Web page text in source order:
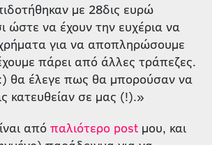
με 28δις ευρώ
ώστε να έχουν την ευχέρια να
για να αποπληρώσουμε
πάρει από άλλες τράπεζες.
θα έλεγε πως θα μπορούσαν να
κατευθείαν σε μας (!).»
από παλιότερο post μου, και